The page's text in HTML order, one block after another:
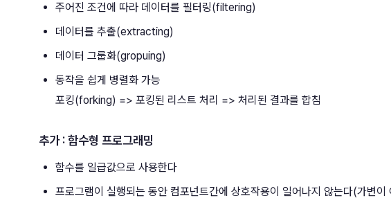
주어진 조건에 따라 데이터를 필터링(filtering)
데이터를 추출(extracting)
데이터 그룹화(gropuing)
동작을 쉽게 병렬화 가능
포킹(forking) => 포킹된 리스트 처리 => 처리된 결과를 합침
추가 : 함수형 프로그래밍
함수를 일급값으로 사용한다
프로그램이 실행되는 동안 컴포넌트간에 상호작용이 일어나지 않는다(가변이